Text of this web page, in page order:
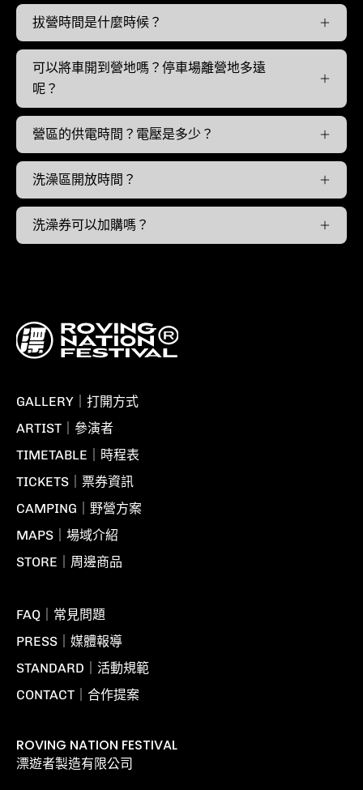
拔營時間是什麼時候？
可以將車開到營地嗎？停車場離營地多遠
呢？
營區的供電時間？電壓是多少？
洗澡區開放時間？
洗澡券可以加購嗎？
GALLERY｜打開方式
ARTIST｜參演者
TIMETABLE｜時程表
TICKETS｜票券資訊
CAMPING｜野營方案
MAPS｜場域介紹
STORE｜周邊商品
FAQ｜常見問題
PRESS｜媒體報導
STANDARD｜活動規範
CONTACT｜合作提案
ROVING NATION FESTIVAL
漂遊者製造有限公司